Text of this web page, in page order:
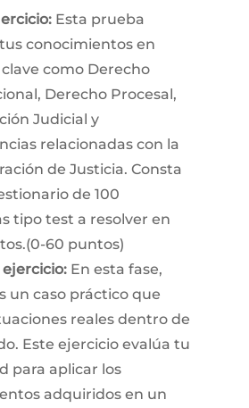
Esta prueba
conocimientos en
como Derecho
Derecho Procesal,
Judicial y
relacionadas con la
de Justicia. Consta
de 100
tipo test a resolver en
60 puntos)
En esta fase,
un caso práctico que
reales dentro de
Este ejercicio evalúa tu
para aplicar los
adquiridos en un